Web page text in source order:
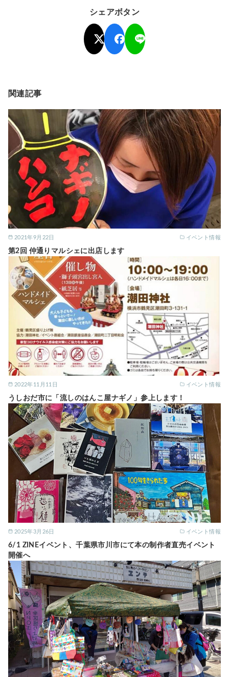
シェアボタン
関連記事
2021年9月22日 イベント情報
第2回 仲通りマルシェに出店します
2022年11月11日 イベント情報
うしおだ市に「流しのはんこ屋ナギノ」参上します！
2025年3月26日 イベント情報
6/1 ZINEイベント、千葉県市川市にて本の制作者直売イベント
開催へ